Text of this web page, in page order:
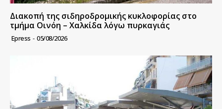
Διακοπή της σιδηροδρομικής κυκλοφορίας στο
τμήμα Οινόη – Χαλκίδα λόγω πυρκαγιάς
Epress - 05/08/2026